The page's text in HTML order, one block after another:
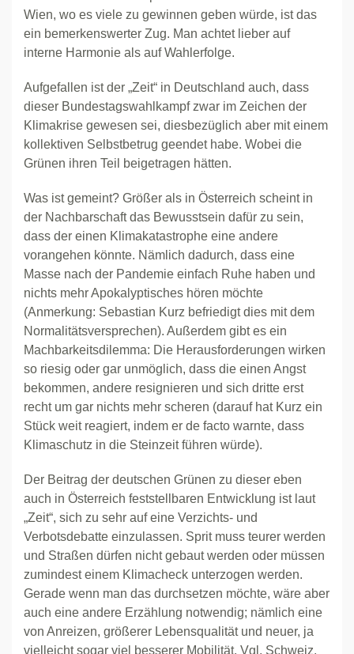
Wien, wo es viele zu gewinnen geben würde, ist das
ein bemerkenswerter Zug. Man achtet lieber auf
interne Harmonie als auf Wahlerfolge.
Aufgefallen ist der „Zeit“ in Deutschland auch, dass
dieser Bundestagswahlkampf zwar im Zeichen der
Klimakrise gewesen sei, diesbezüglich aber mit einem
kollektiven Selbstbetrug geendet habe. Wobei die
Grünen ihren Teil beigetragen hätten.
Was ist gemeint? Größer als in Österreich scheint in
der Nachbarschaft das Bewusstsein dafür zu sein,
dass der einen Klimakatastrophe eine andere
vorangehen könnte. Nämlich dadurch, dass eine
Masse nach der Pandemie einfach Ruhe haben und
nichts mehr Apokalyptisches hören möchte
(Anmerkung: Sebastian Kurz befriedigt dies mit dem
Normalitätsversprechen). Außerdem gibt es ein
Machbarkeitsdilemma: Die Herausforderungen wirken
so riesig oder gar unmöglich, dass die einen Angst
bekommen, andere resignieren und sich dritte erst
recht um gar nichts mehr scheren (darauf hat Kurz ein
Stück weit reagiert, indem er de facto warnte, dass
Klimaschutz in die Steinzeit führen würde).
Der Beitrag der deutschen Grünen zu dieser eben
auch in Österreich feststellbaren Entwicklung ist laut
„Zeit“, sich zu sehr auf eine Verzichts- und
Verbotsdebatte einzulassen. Sprit muss teurer werden
und Straßen dürfen nicht gebaut werden oder müssen
zumindest einem Klimacheck unterzogen werden.
Gerade wenn man das durchsetzen möchte, wäre aber
auch eine andere Erzählung notwendig; nämlich eine
von Anreizen, größerer Lebensqualität und neuer, ja
vielleicht sogar viel besserer Mobilität. Vgl. Schweiz,